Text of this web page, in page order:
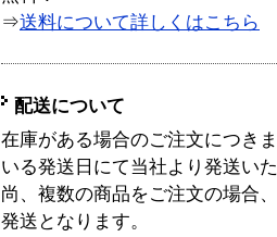
⇒送料について詳しくはこちら
配送について
在庫がある場合のご注文につき
いる発送日にて当社より発送い
尚、複数の商品をご注文の場合
発送となります。